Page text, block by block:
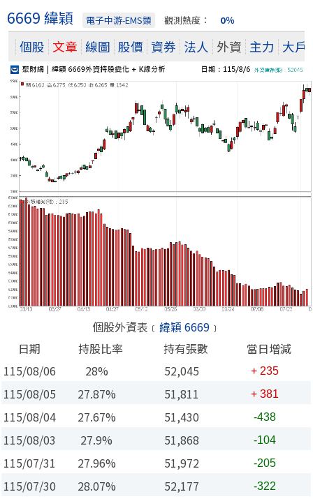
6669 緯穎 電子中游-EMS類 觀測熱度： 0％
個股 文章 線圖 股價 資券 法人 外資 主力 大戶
個股外資表﹝ 緯穎 6669﹞
日期
持股比率 持有張數
當日增減
115/08/06
28% 52,045 + 235
115/08/05 27.87% 51,811 + 381
115/08/04 27.67% 51,430 -438
115/08/03 27.9% 51,868 -104
115/07/31 27.96% 51,972 -205
115/07/30 28.07% 52,177 -322